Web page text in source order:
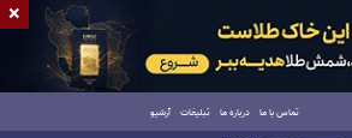
تماس با ما درباره ما تبلیغات آرشیو
×